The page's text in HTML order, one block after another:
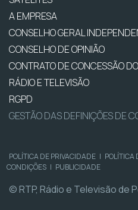
A EMPRESA
CONSELHO GERAL
CONSELHO DE OPINIÃO
CONTRATO DE CONCESSÃO
RÁDIO E TELEVISÃO
RGPD
GESTÃO DAS DEFINIÇÕES DE
POLÍTICA DE PRIVACIDADE | POLÍTICA
CONDIÇÕES | PUBLICIDADE
© RTP, Rádio e Televisão de